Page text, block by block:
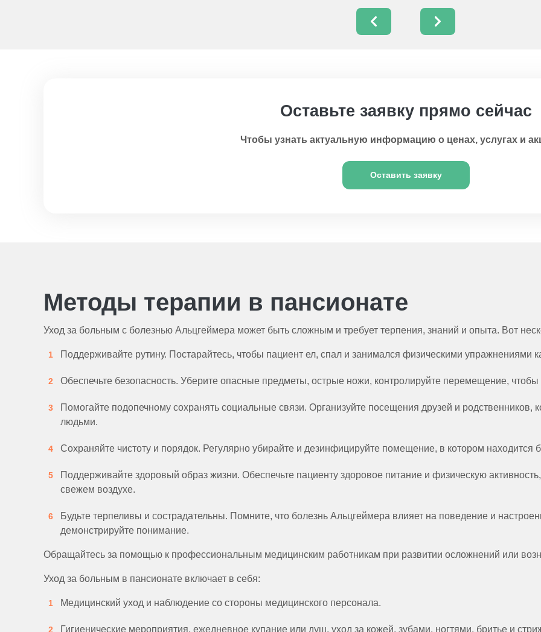
Оставьте заявку прямо сейчас
Чтобы узнать актуальную информацию о ценах, услугах и
Оставить заявку
Методы терапии в пансионате
Уход за больным с болезнью Альцгеймера может быть сложным и требует терпения, знаний и опыта. Вот
Поддерживайте рутину. Постарайтесь, чтобы пациент ел, спал и занимался физическими упражнениями
Обеспечьте безопасность. Уберите опасные предметы, острые ножи, контролируйте перемещение, чтобы
Помогайте подопечному сохранять социальные связи. Организуйте посещения друзей и родственников,
людьми.
Сохраняйте чистоту и порядок. Регулярно убирайте и дезинфицируйте помещение, в котором находится
Поддерживайте здоровый образ жизни. Обеспечьте пациенту здоровое питание и физическую
свежем воздухе.
Будьте терпеливы и сострадательны. Помните, что болезнь Альцгеймера влияет на поведение и
демонстрируйте понимание.
Обращайтесь за помощью к профессиональным медицинским работникам при развитии осложнений или
Уход за больным в пансионате включает в себя:
Медицинский уход и наблюдение со стороны медицинского персонала.
Гигиенические мероприятия, ежедневное купание или душ, уход за кожей, зубами, ногтями, бритье и